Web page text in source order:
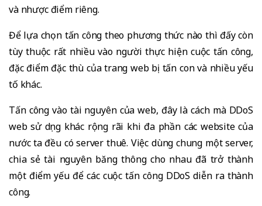
và nhược điểm riêng.
Để lựa chọn tấn công theo phương thức nào thì đấy còn
tùy thuộc rất nhiều vào người thực hiện cuộc tấn công,
đặc điểm đặc thù của trang web bị tấn con và nhiều yếu
tố khác.
Tấn công vào tài nguyên của web, đây là cách mà DDoS
web sử dụng khác rộng rãi khi đa phần các website của
nước ta đều có server thuê. Việc dùng chung một server,
chia sẻ tài nguyên băng thông cho nhau đã trở thành
một điểm yếu để các cuộc tấn công DDoS diễn ra thành
công.